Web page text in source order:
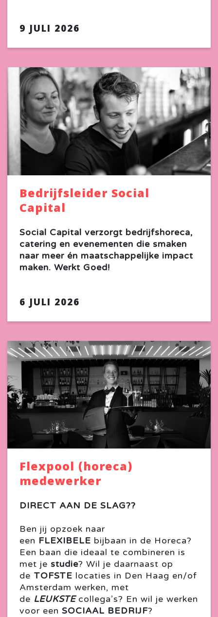
9 JULI 2026
Bedrijfsleider Social
Capital
Social Capital verzorgt bedrijfshoreca,
catering en evenementen die smaken
naar meer én maatschappelijke impact
maken. Werkt Goed!
6 JULI 2026
Flexpool (horeca)
medewerker
DIRECT AAN DE SLAG??
Ben jij opzoek naar
een FLEXIBELE bijbaan in de Horeca?
Een baan die ideaal te combineren is
met je studie? Wil je daarnaast op
de TOFSTE locaties in Den Haag en/of
Amsterdam werken, met
de LEUKSTE collega’s? En wil je werken
voor een SOCIAAL BEDRIJF?